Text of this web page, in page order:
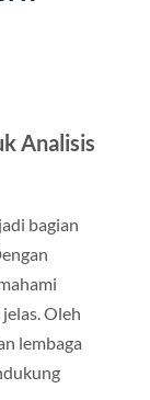
Analisis
bagian
Oleh
lembaga